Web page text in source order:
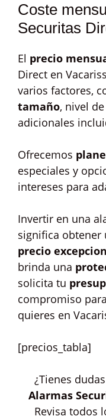
Coste
Securitas
El precio
Direct en
varios factores,
tamaño, nivel
adicionales
Ofrecemos
especiales y
intereses para
Invertir en una
significa obtener
precio
brinda una
solicita tu
compromiso
quieres en
[precios_tabla]
¿Tienes
Alarmas
Revisa todos